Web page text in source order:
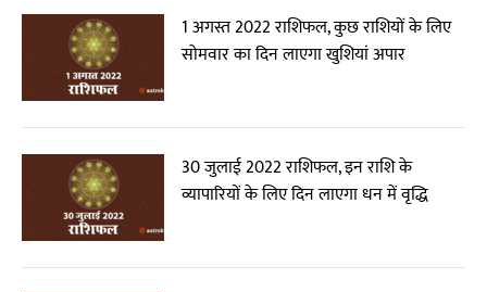
1 अगस्त 2022 राशिफल, कुछ राशियों के लिए
सोमवार का दिन लाएगा खुशियां अपार
30 जुलाई 2022 राशिफल, इन राशि के
व्यापारियों के लिए दिन लाएगा धन में वृद्धि